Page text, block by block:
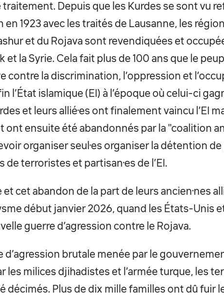
traitement. Depuis que les Kurdes se sont vu
1923 avec les traités de Lausanne, les
et du Rojava sont revendiquées et
et la Syrie. Cela fait plus de 100 ans que le
contre la discrimination, l’oppression et
l’État islamique (EI) à l’époque où celui-ci
et leurs allié·es ont finalement vaincu l’EI
ont ensuite été abandonnés par la "coalition
organiser seul·es organiser la détention
de terroristes et partisan·es de l’EI.
cet abandon de la part de leurs ancien·nes
début janvier 2026, quand les États-Unis
guerre d’agression contre le Rojava.
d’agression brutale menée par le
les milices djihadistes et l’armée turque, les
décimés. Plus de dix mille familles ont dû fuir